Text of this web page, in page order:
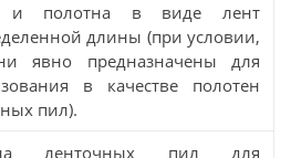
и полотна в виде лент
длины (при условии,
явно предназначены для
в качестве полотен
пил).
ленточных пил для